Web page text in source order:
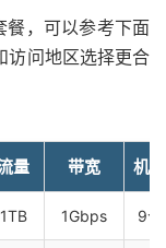
餐，可以参考下面
访问地区选择更合
量 带宽 机房
1TB 1Gbps 9个